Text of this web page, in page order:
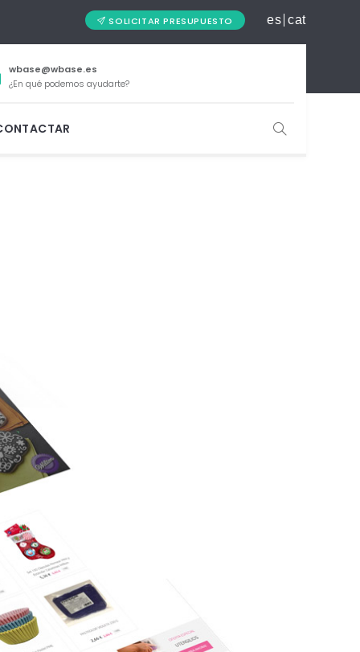
SOLICITAR PRESUPUESTO es cat
wbase@wbase.es
¿En qué podemos ayudarte?